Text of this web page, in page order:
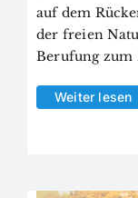
auf dem
der freien
Berufung zum
Weiter lesen